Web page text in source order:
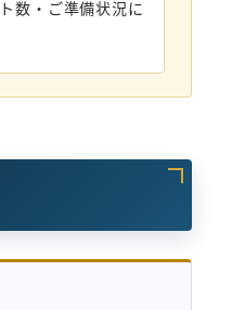
数・ご準備状況に